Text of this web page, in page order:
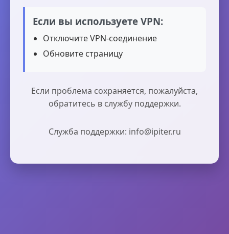
Если вы используете VPN:
Отключите VPN-соединение
Обновите страницу
Если проблема сохраняется, пожалуйста,
обратитесь в службу поддержки.
Служба поддержки: info@ipiter.ru